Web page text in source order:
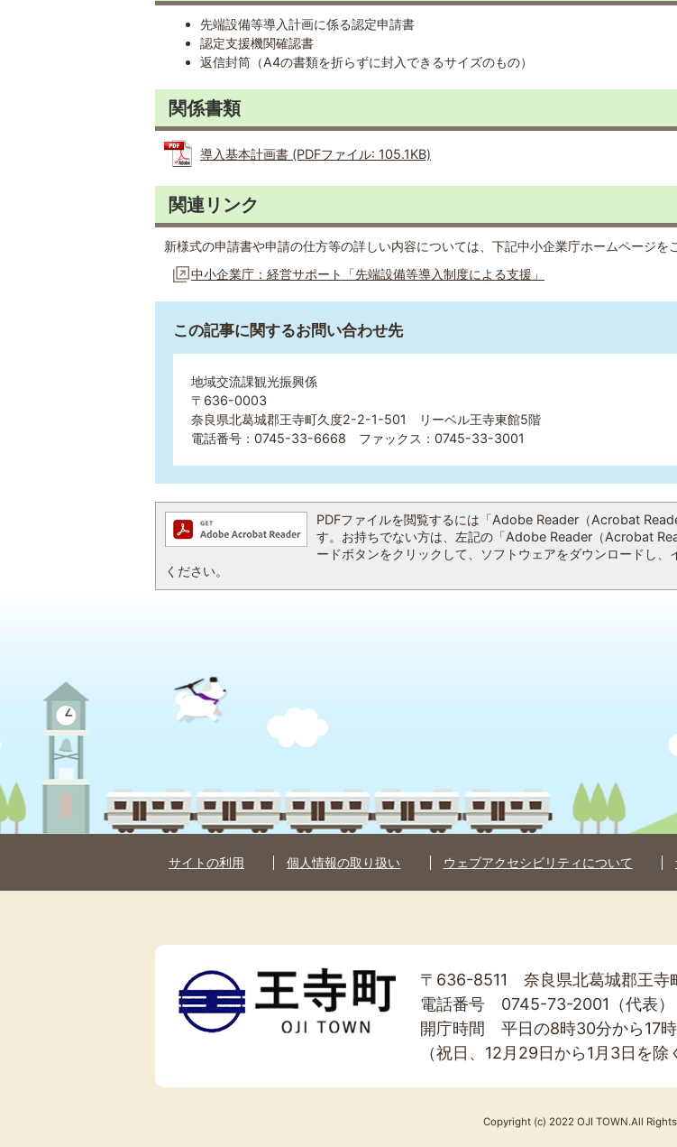
先端設備等導入計画に係る認定申請書
認定支援機関確認書
返信封筒（A4の書類を折らずに封入できるサイズのもの）
関係書類
導入基本計画書 (PDFファイル: 105.1KB)
関連リンク
新様式の申請書や申請の仕方等の詳しい内容については、下記中小企業庁ホームページを
中小企業庁：経営サポート「先端設備等導入制度による支援」
この記事に関するお問い合わせ先
地域交流課観光振興係
〒636-0003
奈良県北葛城郡王寺町久度2-2-1-501 リーベル王寺東館5階
電話番号：0745-33-6668 ファックス：0745-33-3001
PDFファイルを閲覧するには「Adobe Reader（Acrobat
す。お持ちでない方は、左記の「Adobe Reader（Acrobat
ードボタンをクリックして、ソフトウェアをダウンロードし、
ください。
サイトの利用 個人情報の取り扱い ウェブアクセシビリティについて
王
寺
町
OJI
〒636-8511 奈良県北葛城郡王寺
電話番号 0745-73-2001（代表）
開庁時間 平日の8時30分から17
（祝日、12月29日から1月3日を除
Copyright (c) 2022 OJI TOWN.All